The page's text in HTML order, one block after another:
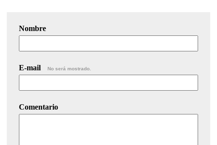
Nombre
E-mail No será mostrado.
Comentario